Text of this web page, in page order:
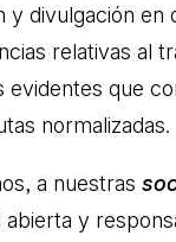
y divulgación en
relativas al
que
normalizadas.
a nuestras
abierta y